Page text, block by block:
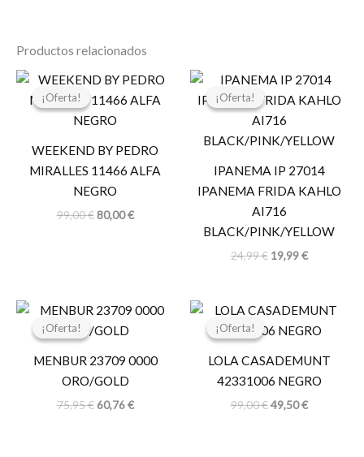
Productos relacionados
¡Oferta!
¡Oferta!
WEEKEND BY PEDRO
MIRALLES 11466 ALFA
NEGRO
99,00€
El
original
era:
80,00€
El
actual
¡Oferta!
¡Oferta!
IPANEMA IP 27014
IPANEMA FRIDA KAHLO
AI716
BLACK/PINK/YELLOW
24,99€
El
original
era:
24,99 €.
19,99€
El
actual
19,99 €.
¡Oferta!
¡Oferta!
MENBUR 23709 0000
ORO/GOLD
75,95€
El
original
75,95 €.
60,76€
El
60,76 €.
¡Oferta!
¡Oferta!
LOLA CASADEMUNT
42331006 NEGRO
99,00€
El
original
99,00 €.
49,50€
El
actual
49,50 €.